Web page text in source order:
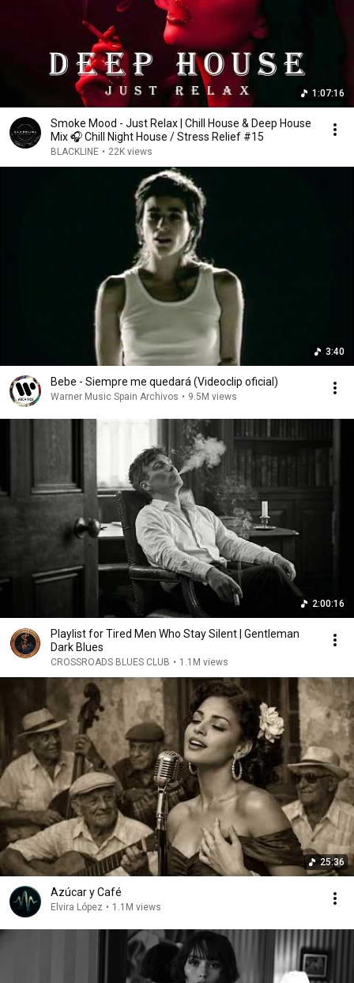
1:07:16
Smoke Mood - Just Relax | Chill House & Deep House
Mix 🎧 Chill Night House / Stress Relief #15
BLACKLINE • 22K views
3:40
Bebe - Siempre me quedará (Videoclip oficial)
Warner Music Spain Archivos • 9.5M views
2:00:16
Playlist for Tired Men Who Stay Silent | Gentleman
Dark Blues
CROSSROADS BLUES CLUB • 1.1M views
25:36
Azúcar y Café
Elvira López • 1.1M views